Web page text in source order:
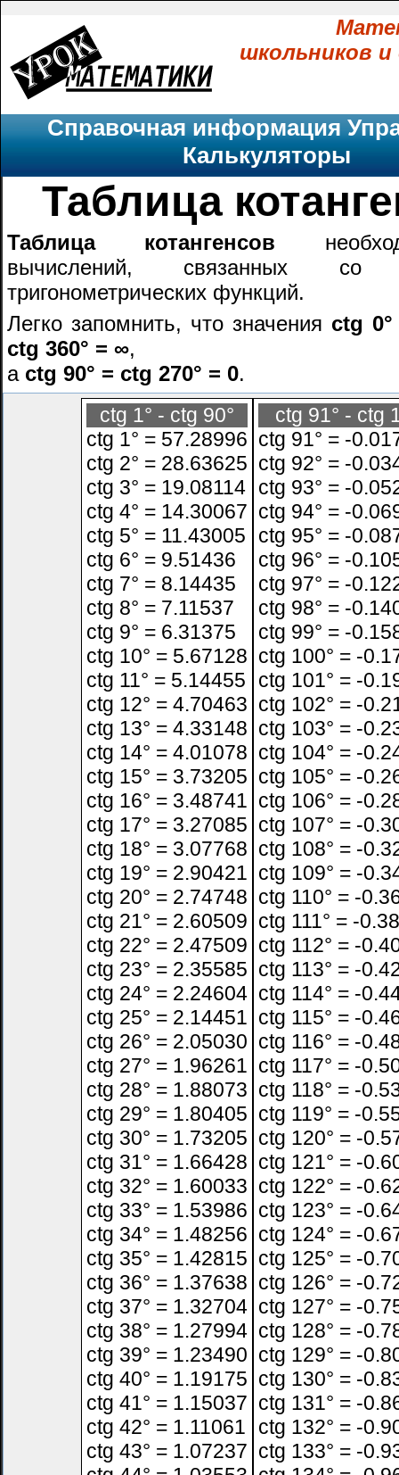
школьников
Справочная информация
Калькуляторы
Таблица
Таблица котангенсов
вычислений, связанных со
тригонометрических функций.
Легко запомнить, что значения ctg
ctg 360° = ∞,
а ctg 90° = ctg 270° = 0.
ctg 1° - ctg 90°
ctg 1° = 57.28996
ctg 2° = 28.63625
ctg 3° = 19.08114
ctg 4° = 14.30067
ctg 5° = 11.43005
ctg 6° = 9.51436
ctg 7° = 8.14435
ctg 8° = 7.11537
ctg 9° = 6.31375
ctg 10° = 5.67128
ctg 11° = 5.14455
ctg 12° = 4.70463
ctg 13° = 4.33148
ctg 14° = 4.01078
ctg 15° = 3.73205
ctg 16° = 3.48741
ctg 17° = 3.27085
ctg 18° = 3.07768
ctg 19° = 2.90421
ctg 20° = 2.74748
ctg 21° = 2.60509
ctg 22° = 2.47509
ctg 23° = 2.35585
ctg 24° = 2.24604
ctg 25° = 2.14451
ctg 26° = 2.05030
ctg 27° = 1.96261
ctg 28° = 1.88073
ctg 29° = 1.80405
ctg 30° = 1.73205
ctg 31° = 1.66428
ctg 32° = 1.60033
ctg 33° = 1.53986
ctg 34° = 1.48256
ctg 35° = 1.42815
ctg 36° = 1.37638
ctg 37° = 1.32704
ctg 38° = 1.27994
ctg 39° = 1.23490
ctg 40° = 1.19175
ctg 41° = 1.15037
ctg 42° = 1.11061
ctg 43° = 1.07237
ctg 91° - ctg
ctg 91° = -
ctg 92° = -
ctg 93° = -
ctg 94° = -
ctg 95° = -
ctg 96° = -
ctg 97° = -
ctg 98° = -
ctg 99° = -
ctg 100° = -
ctg 101° = -
ctg 102° = -
ctg 103° = -
ctg 104° = -
ctg 105° = -
ctg 106° = -
ctg 107° = -
ctg 108° = -
ctg 109° = -
ctg 110° = -
ctg 111° = -
ctg 112° = -
ctg 113° = -
ctg 114° = -
ctg 115° = -
ctg 116° = -
ctg 117° = -
ctg 118° = -
ctg 119° = -
ctg 120° = -
ctg 121° = -
ctg 122° = -
ctg 123° = -
ctg 124° = -
ctg 125° = -
ctg 126° = -
ctg 127° = -
ctg 128° = -
ctg 129° = -
ctg 130° = -
ctg 131° = -
ctg 132° = -
ctg 133° = -